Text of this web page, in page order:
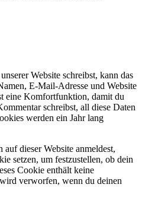
Website schreibst, kann das
E-Mail-Adresse und Website
eine Komfortfunktion, damit du
schreibst, all diese Daten
werden ein Jahr lang
dieser Website anmeldest,
setzen, um festzustellen, ob dein
Cookie enthält keine
verworfen, wenn du deinen